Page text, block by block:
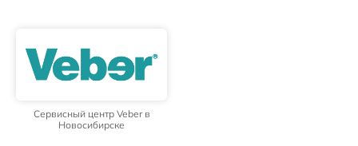
Сервисный центр Veber в
Новосибирске